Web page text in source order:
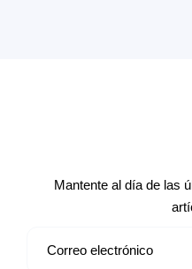
Mantente al día de las